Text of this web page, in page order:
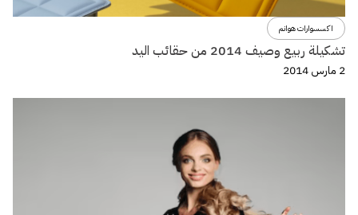
اكسسوارات هوانم
تشكيلة ربيع وصيف 2014 من حقائب اليد
2 مارس 2014